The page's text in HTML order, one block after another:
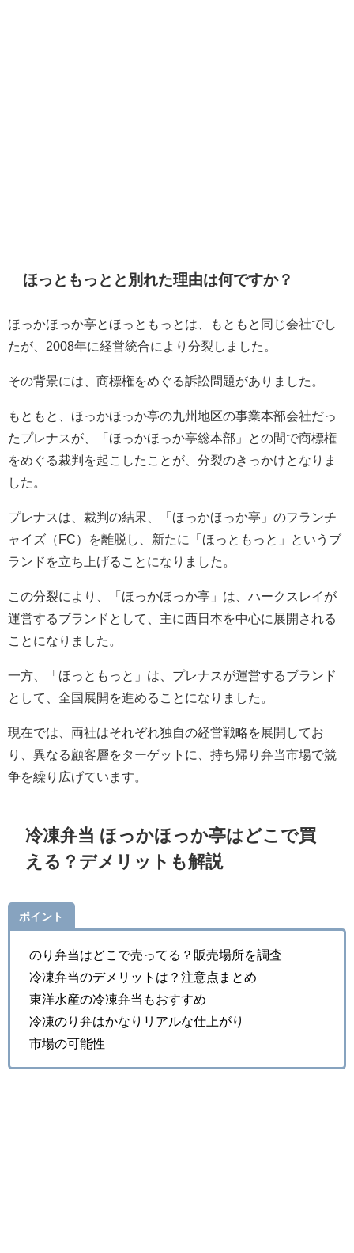
ほっともっとと別れた理由は何ですか？
ほっかほっか亭とほっともっとは、もともと同じ会社でし
たが、2008年に経営統合により分裂しました。
その背景には、商標権をめぐる訴訟問題がありました。
もともと、ほっかほっか亭の九州地区の事業本部会社だっ
たプレナスが、「ほっかほっか亭総本部」との間で商標権
をめぐる裁判を起こしたことが、分裂のきっかけとなりま
した。
プレナスは、裁判の結果、「ほっかほっか亭」のフランチ
ャイズ（FC）を離脱し、新たに「ほっともっと」というブ
ランドを立ち上げることになりました。
この分裂により、「ほっかほっか亭」は、ハークスレイが
運営するブランドとして、主に西日本を中心に展開される
ことになりました。
一方、「ほっともっと」は、プレナスが運営するブランド
として、全国展開を進めることになりました。
現在では、両社はそれぞれ独自の経営戦略を展開してお
り、異なる顧客層をターゲットに、持ち帰り弁当市場で競
争を繰り広げています。
冷凍弁当 ほっかほっか亭はどこで買
える？デメリットも解説
ポイント
のり弁当はどこで売ってる？販売場所を調査
冷凍弁当のデメリットは？注意点まとめ
東洋水産の冷凍弁当もおすすめ
冷凍のり弁はかなりリアルな仕上がり
市場の可能性